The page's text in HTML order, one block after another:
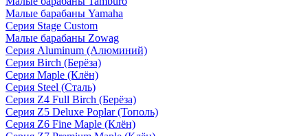
Малые барабаны Yamaha
Серия Stage Custom
Малые барабаны Zowag
Серия Aluminum (Алюминий)
Серия Birch (Берёза)
Серия Maple (Клён)
Серия Steel (Сталь)
Серия Z4 Full Birch (Берёза)
Серия Z5 Deluxe Poplar (Тополь)
Серия Z6 Fine Maple (Клён)